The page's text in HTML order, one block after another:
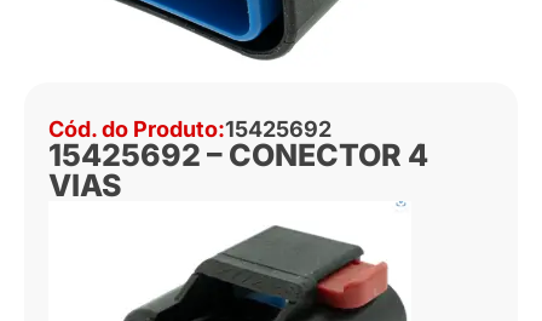
Cód. do Produto:15425692
15425692 – CONECTOR 4
VIAS